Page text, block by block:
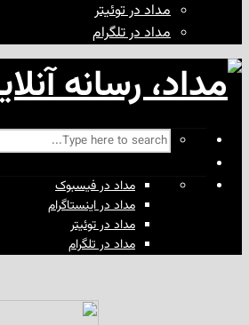
مداد در توئیتر
مداد در تلگرام
مداد در فیسبوک
مداد در اینستاگرام
مداد در توئیتر
مداد در تلگرام